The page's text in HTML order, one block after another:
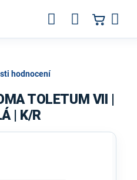
hodnocení
TOLETUM VII |
| K/R